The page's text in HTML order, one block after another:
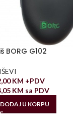
BORG G102
KM +PDV
KM sa PDV
DODAJ U KORPU